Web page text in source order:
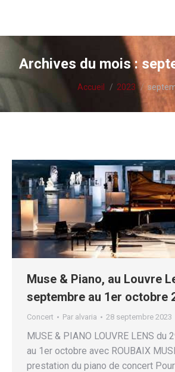
Archives du mois :
Vous êtes ici :
Accueil 2023
Muse & Piano, au Louvre
septembre au 1er octobre
Concert Par alvaria 28 septembre 2023
MUSE & PIANO LOUVRE LENS du
au 1er octobre avec ROUBAIX
prestation du piano de concert